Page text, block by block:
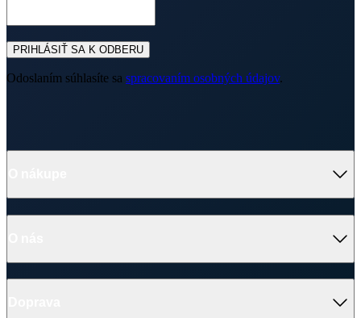
PRIHLÁSIŤ SA K ODBERU
Odoslaním súhlasíte sa spracovaním osobných údajov.
Výhody oblečenia CityZen
Doprava a platba
Darčekové poukazy
Kontakt